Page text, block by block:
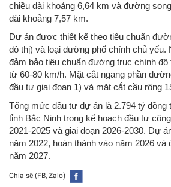
chiều dài khoảng 6,64 km và đường
dài khoảng 7,57 km.
Dự án được thiết kế theo tiêu chuẩn
đô thị) và loại đường phố chính chủ yếu.
đảm bảo tiêu chuẩn đường trục chính
từ 60-80 km/h. Mặt cắt ngang phần
đầu tư giai đoạn 1) và mặt cắt cầu rộng
Tổng mức đầu tư dự án là 2.794 tỷ đồng
tỉnh Bắc Ninh trong kế hoạch đầu tư
2021-2025 và giai đoạn 2026-2030. Dự
năm 2022, hoàn thành vào năm 2026
năm 2027.
Chia sẽ (FB, Zalo)